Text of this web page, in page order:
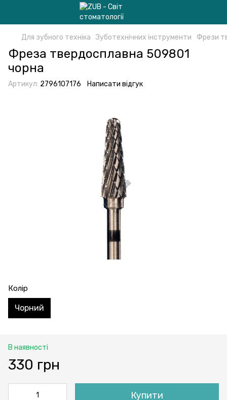
Для зубного техніка Зуботехнічних інструменти Фрези
Фреза твердосплавна 509801
чорна
Артикул: 2796107176 Написати відгук
Колір
Чорний
В наявності
330 грн
Купити